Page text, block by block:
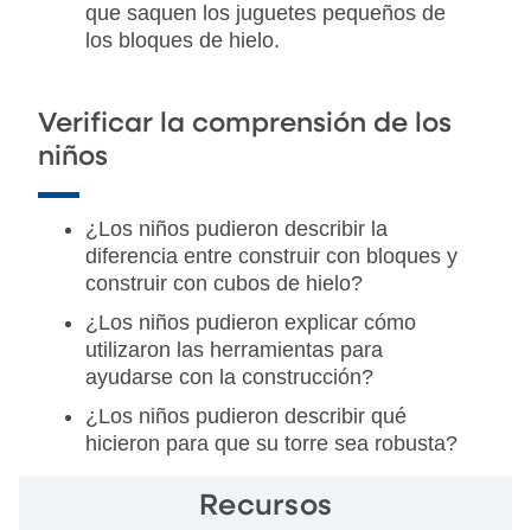
que saquen los juguetes pequeños de
los bloques de hielo.
Verificar la comprensión de los
niños
¿Los niños pudieron describir la
diferencia entre construir con bloques y
construir con cubos de hielo?
¿Los niños pudieron explicar cómo
utilizaron las herramientas para
ayudarse con la construcción?
¿Los niños pudieron describir qué
hicieron para que su torre sea robusta?
Recursos